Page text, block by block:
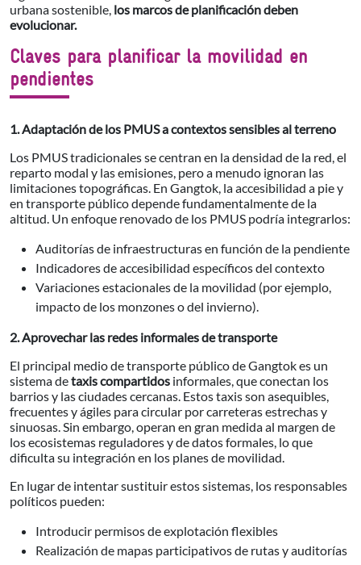
urbana sostenible, los marcos de planificación deben
evolucionar.
Claves para planificar la movilidad en
pendientes
1. Adaptación de los PMUS a contextos sensibles al terreno
Los PMUS tradicionales se centran en la densidad de la red, el
reparto modal y las emisiones, pero a menudo ignoran las
limitaciones topográficas. En Gangtok, la accesibilidad a pie y
en transporte público depende fundamentalmente de la
altitud. Un enfoque renovado de los PMUS podría integrarlos:
Auditorías de infraestructuras en función de la pendiente
Indicadores de accesibilidad específicos del contexto
Variaciones estacionales de la movilidad (por ejemplo,
impacto de los monzones o del invierno).
2. Aprovechar las redes informales de transporte
El principal medio de transporte público de Gangtok es un
sistema detaxis compartidos informales, que conectan los
barrios y las ciudades cercanas. Estos taxis son asequibles,
frecuentes y ágiles para circular por carreteras estrechas y
sinuosas. Sin embargo, operan en gran medida al margen de
los ecosistemas reguladores y de datos formales, lo que
dificulta su integración en los planes de movilidad.
En lugar de intentar sustituir estos sistemas, los responsables
políticos pueden:
Introducir permisos de explotación flexibles
Realización de mapas participativos de rutas y auditorías